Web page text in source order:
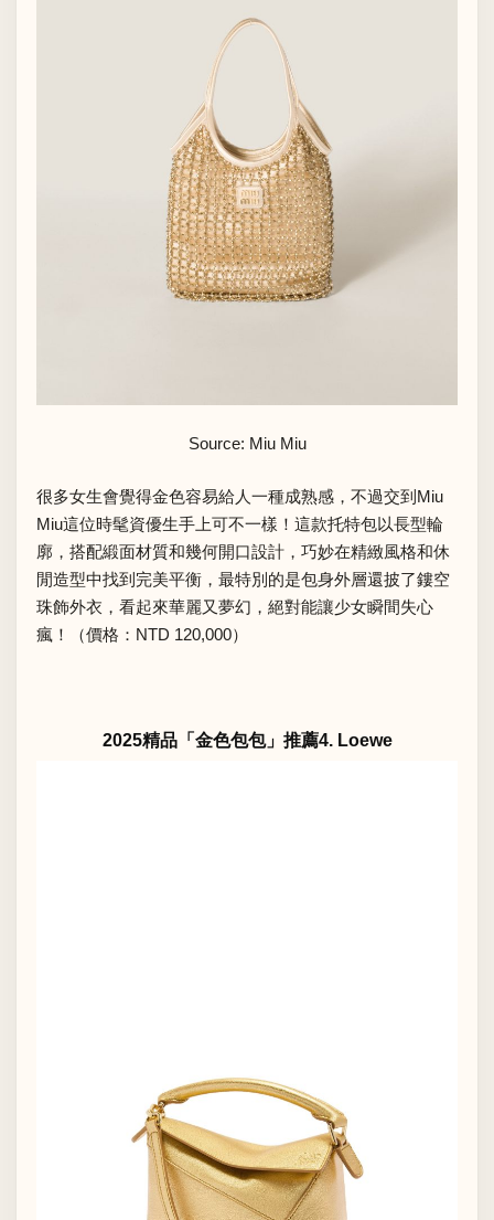
Source: Miu Miu
很多女生會覺得金色容易給人一種成熟感，不過交到Miu
Miu這位時髦資優生手上可不一樣！這款托特包以長型輪
廓，搭配緞面材質和幾何開口設計，巧妙在精緻風格和休
閒造型中找到完美平衡，最特別的是包身外層還披了鏤空
珠飾外衣，看起來華麗又夢幻，絕對能讓少女瞬間失心
瘋！（價格：NTD 120,000）
2025精品「金色包包」推薦4. Loewe